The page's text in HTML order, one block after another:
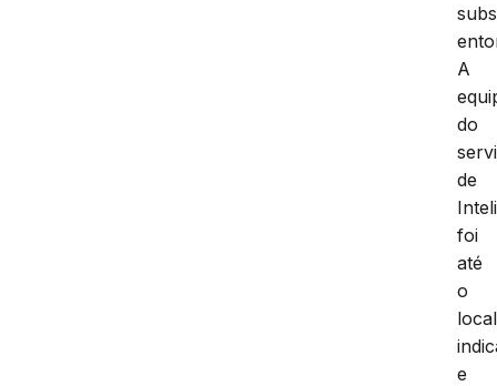
A
do
de
foi
até
o
local
e